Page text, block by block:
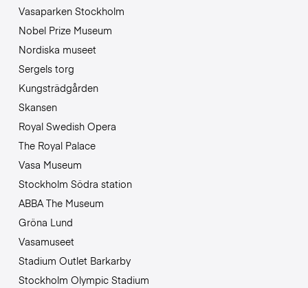
Vasaparken Stockholm
Nobel Prize Museum
Nordiska museet
Sergels torg
Kungsträdgården
Skansen
Royal Swedish Opera
The Royal Palace
Vasa Museum
Stockholm Södra station
ABBA The Museum
Gröna Lund
Vasamuseet
Stadium Outlet Barkarby
Stockholm Olympic Stadium